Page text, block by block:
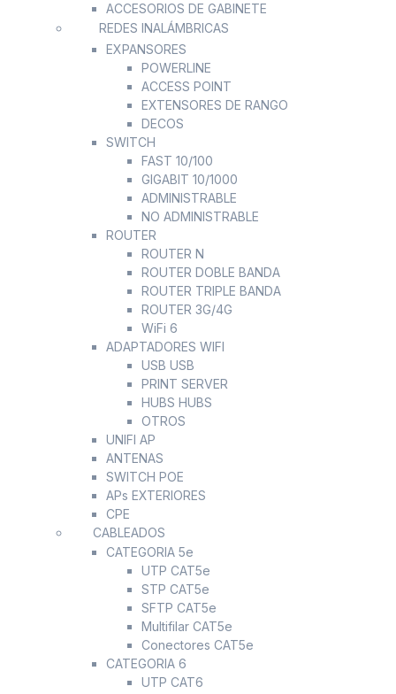
ACCESORIOS DE GABINETE
REDES INALÁMBRICAS
EXPANSORES
POWERLINE
ACCESS POINT
EXTENSORES DE RANGO
DECOS
SWITCH
FAST 10/100
GIGABIT 10/1000
ADMINISTRABLE
NO ADMINISTRABLE
ROUTER
ROUTER N
ROUTER DOBLE BANDA
ROUTER TRIPLE BANDA
ROUTER 3G/4G
WiFi 6
ADAPTADORES WIFI
USB USB
PRINT SERVER
HUBS HUBS
OTROS
UNIFI AP
ANTENAS
SWITCH POE
APs EXTERIORES
CPE
CABLEADOS
CATEGORIA 5e
UTP CAT5e
STP CAT5e
SFTP CAT5e
Multifilar CAT5e
Conectores CAT5e
CATEGORIA 6
UTP CAT6